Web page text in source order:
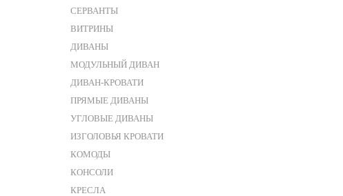
СЕРВАНТЫ
ВИТРИНЫ
ДИВАНЫ
МОДУЛЬНЫЙ ДИВАН
ДИВАН-КРОВАТИ
ПРЯМЫЕ ДИВАНЫ
УГЛОВЫЕ ДИВАНЫ
ИЗГОЛОВЬЯ КРОВАТИ
КОМОДЫ
КОНСОЛИ
КРЕСЛА